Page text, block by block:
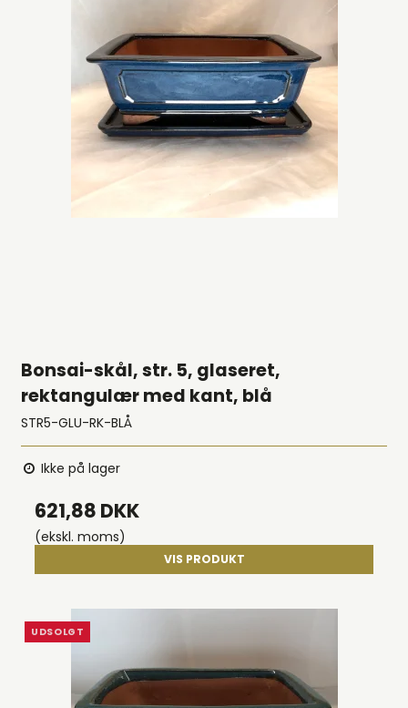
Bonsai-skål, str. 5, glaseret,
rektangulær med kant, blå
STR5-GLU-RK-BLÅ
Ikke på lager
621,88 DKK
(ekskl. moms)
VIS PRODUKT
UDSOLGT